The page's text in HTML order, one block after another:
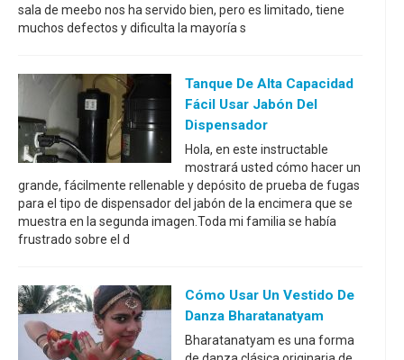
sala de meebo nos ha servido bien, pero es limitado, tiene
muchos defectos y dificulta la mayoría s
Tanque De Alta Capacidad
Fácil Usar Jabón Del
Dispensador
Hola, en este instructable
mostrará usted cómo hacer un
grande, fácilmente rellenable y depósito de prueba de fugas
para el tipo de dispensador del jabón de la encimera que se
muestra en la segunda imagen.Toda mi familia se había
frustrado sobre el d
Cómo Usar Un Vestido De
Danza Bharatanatyam
Bharatanatyam es una forma